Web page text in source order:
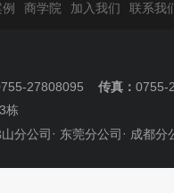
商学院 加入我们 联系我
27808095 传真： 0755-
栋
分公司 · 东莞分公司 · 成都分